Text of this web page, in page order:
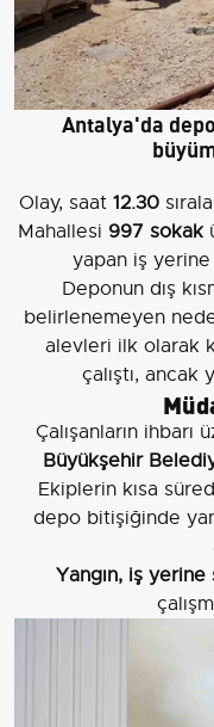
Antalya'da
Olay, saat 12.30
Mahallesi 997 sokak
yapan iş
Deponun dış
belirlenemeyen
alevleri ilk olarak
çalıştı, ancak
Çalışanların ihbarı
Büyükşehir
Ekiplerin kısa
depo bitişiğinde
Yangın, iş yerine